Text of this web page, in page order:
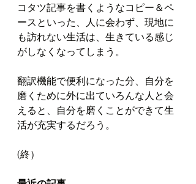
コタツ記事を書くようなコピー＆ペ
ースといった、人に会わず、現地に
も訪れない生活は、生きている感じ
がしなくなってしまう。
翻訳機能で便利になった分、自分を
磨くために外に出ていろんな人と会
えると、自分を磨くことができて生
活が充実するだろう。
(終）